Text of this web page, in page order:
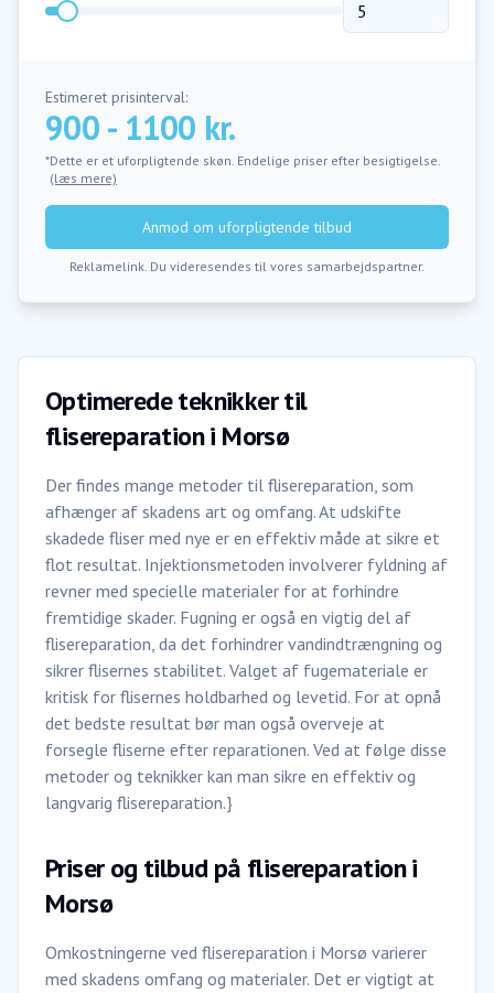
Estimeret prisinterval:
900 - 1100 kr.
*Dette er et uforpligtende skøn. Endelige priser efter besigtigelse.
(læs mere)
Anmod om uforpligtende tilbud
Reklamelink. Du videresendes til vores samarbejdspartner.
Optimerede teknikker til
flisereparation i Morsø
Der findes mange metoder til flisereparation, som
afhænger af skadens art og omfang. At udskifte
skadede fliser med nye er en effektiv måde at sikre et
flot resultat. Injektionsmetoden involverer fyldning af
revner med specielle materialer for at forhindre
fremtidige skader. Fugning er også en vigtig del af
flisereparation, da det forhindrer vandindtrængning og
sikrer flisernes stabilitet. Valget af fugemateriale er
kritisk for flisernes holdbarhed og levetid. For at opnå
det bedste resultat bør man også overveje at
forsegle fliserne efter reparationen. Ved at følge disse
metoder og teknikker kan man sikre en effektiv og
langvarig flisereparation.}
Priser og tilbud på flisereparation i
Morsø
Omkostningerne ved flisereparation i Morsø varierer
med skadens omfang og materialer. Det er vigtigt at